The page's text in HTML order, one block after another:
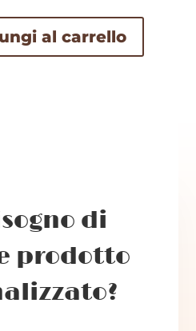
al carrello
di
prodotto